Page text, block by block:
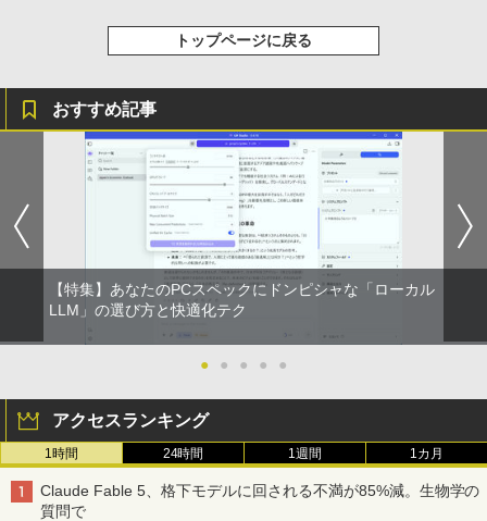
トップページに戻る
おすすめ記事
【特集】あなたのPCスペックにドンピシャな「ローカル
LLM」の選び方と快適化テク
● ● ● ● ●
アクセスランキング
1時間 24時間 1週間 1カ月
Claude Fable 5、格下モデルに回される不満が85%減。生物学の
質問で